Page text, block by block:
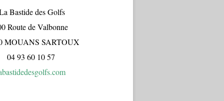
Bastide des Golfs
Route de Valbonne
MOUANS SARTOUX
04 93 60 10 57